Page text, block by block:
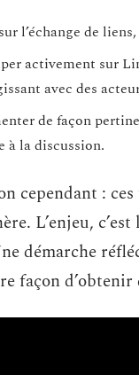
l’échange de
activement sur
avec des
de façon
à la discussion.
cependant :
L’enjeu,
démarche
façon